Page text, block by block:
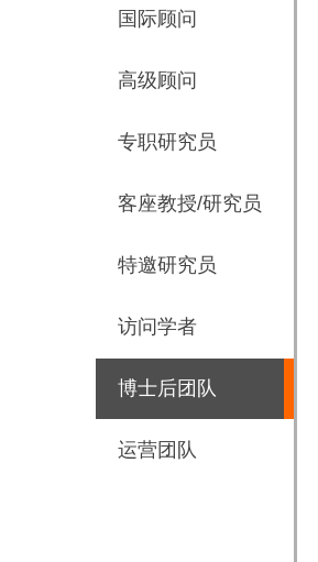
国际顾问
高级顾问
专职研究员
客座教授/研究员
特邀研究员
访问学者
博士后团队
运营团队